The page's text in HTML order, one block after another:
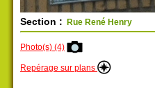
Section : Rue René Henry
Photo(s) (4)
Repérage sur plans